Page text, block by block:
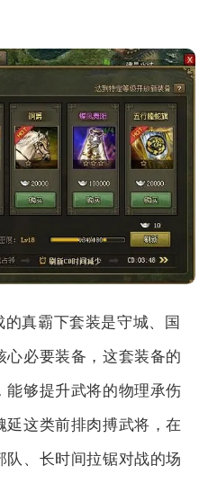
真霸下套装是守城、国
必要装备，这套装备的
能够提升武将的物理承伤
这类前排肉搏武将，在
、长时间拉锯对战的场